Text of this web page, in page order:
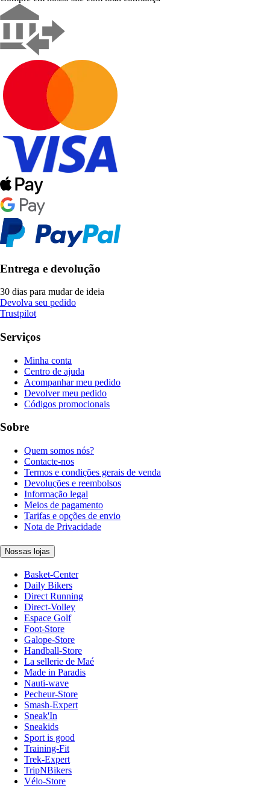
Entrega e devolução
30 dias para mudar de ideia
Devolva seu pedido
Trustpilot
Serviços
Minha conta
Centro de ajuda
Acompanhar meu pedido
Devolver meu pedido
Códigos promocionais
Sobre
Quem somos nós?
Contacte-nos
Termos e condições gerais de venda
Devoluções e reembolsos
Informação legal
Meios de pagamento
Tarifas e opções de envio
Nota de Privacidade
Nossas lojas
Basket-Center
Daily Bikers
Direct Running
Direct-Volley
Espace Golf
Foot-Store
Galope-Store
Handball-Store
La sellerie de Maé
Made in Paradis
Nauti-wave
Pecheur-Store
Smash-Expert
Sneak'In
Sneakids
Sport is good
Training-Fit
Trek-Expert
TripNBikers
Vélo-Store